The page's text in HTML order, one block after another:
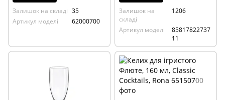
Залишок на складі 35
Артикул моделі
62000700
Залишок на
складі
1206
Артикул моделі
85817822737
11